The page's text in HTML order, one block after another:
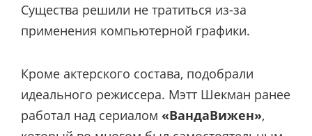
Существа решили не тратиться из-за
применения компьютерной графики.
Кроме актерского состава, подобрали
идеального режиссера. Мэтт Шекман ранее
работал над сериалом «ВандаВижен»,